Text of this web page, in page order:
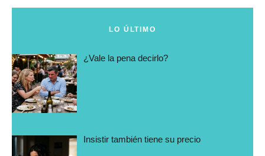
LO ÚLTIMO
¿Vale la pena decirlo?
Insistir también tiene su precio